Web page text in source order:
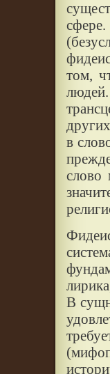
том,
в
слово
В